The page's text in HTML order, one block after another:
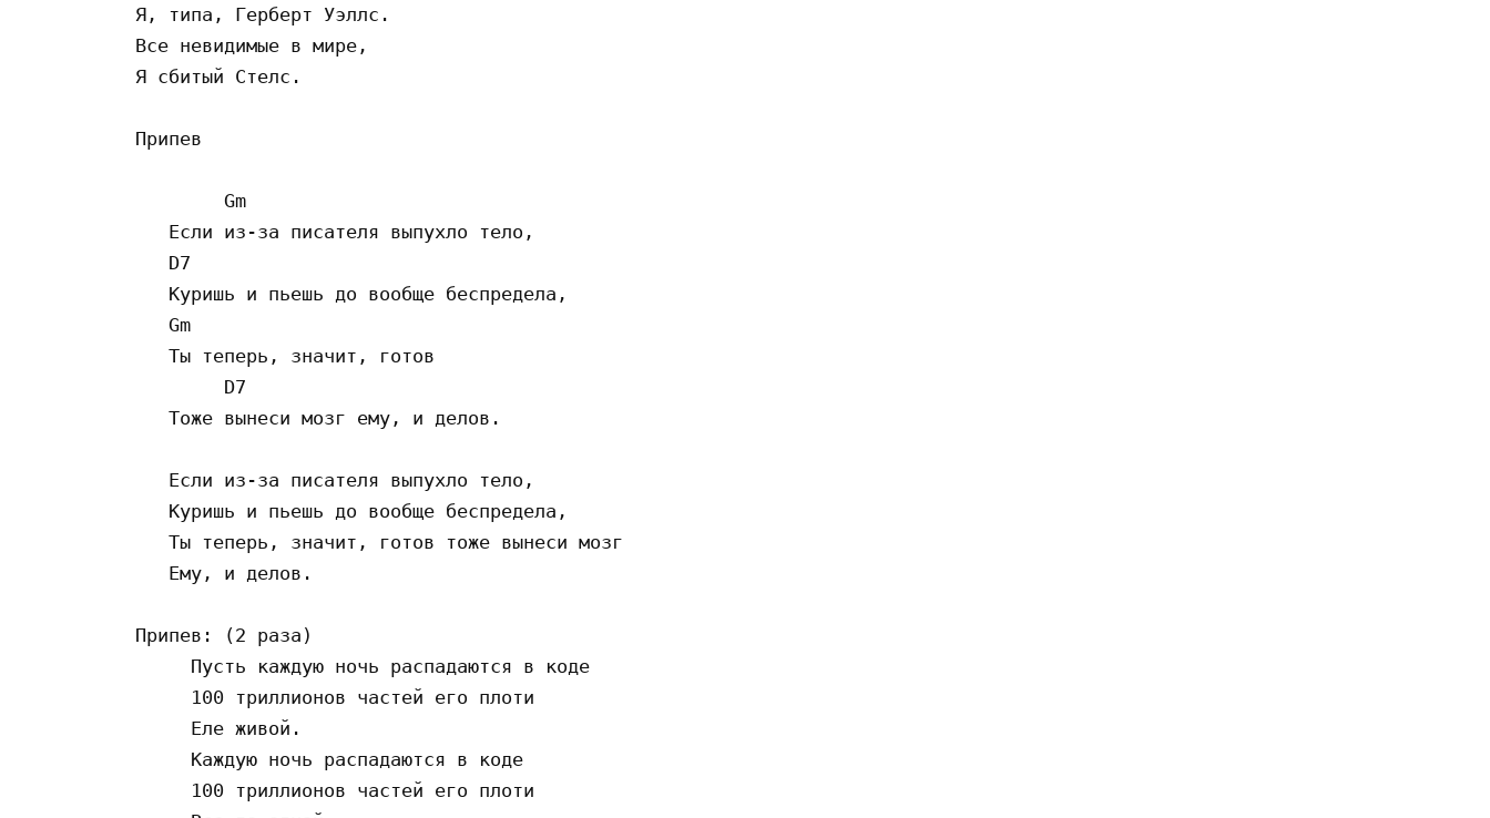
Я, типа, Герберт Уэллс.
Все невидимые в мире,
Я сбитый Стелс.
Припев
        Gm
   Если из-за писателя выпухло тело,
   D7
   Куришь и пьешь до вообще беспредела,
   Gm
   Ты теперь, значит, готов
        D7
   Тоже вынеси мозг ему, и делов.
   Если из-за писателя выпухло тело,
   Куришь и пьешь до вообще беспредела,
   Ты теперь, значит, готов тоже вынеси мозг
   Ему, и делов.
Припев: (2 раза)
     Пусть каждую ночь распадаются в коде
     100 триллионов частей его плоти
     Еле живой.
     Каждую ночь распадаются в коде
     100 триллионов частей его плоти